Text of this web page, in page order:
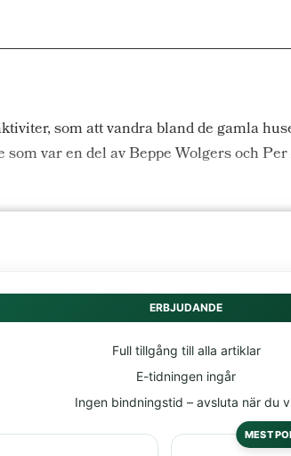
som att vandra bland de gamla
var en del av Beppe Wolgers och
ERBJUDANDE
Full tillgång till alla artiklar
E-tidningen ingår
Ingen bindningstid – avsluta när du
MEST